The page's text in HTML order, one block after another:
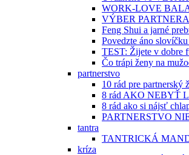
WORK-LOVE
VÝBER PARTNERA
Feng Shui a jarné
Povedzte áno slovíčku
TEST: Žijete v dobre
Čo trápi ženy na
partnerstvo
10 rád pre partnerský
8 rád AKO NEBYŤ
8 rád ako si nájsť
PARTNERSTVO
tantra
TANTRICKÁ
kríza